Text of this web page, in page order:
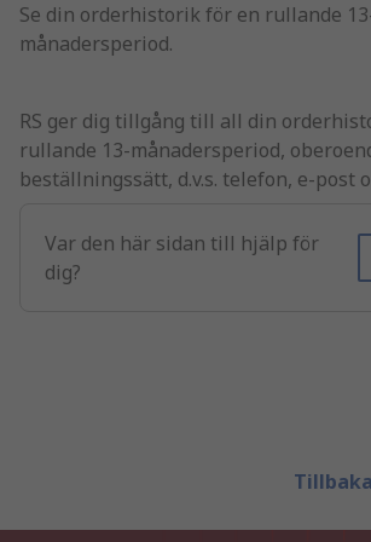
Se din orderhistorik för en rullande
månadersperiod.
RS ger dig tillgång till all din
rullande 13-månadersperiod,
beställningssätt, d.v.s. telefon, e-post
Var den här sidan till hjälp för
dig?